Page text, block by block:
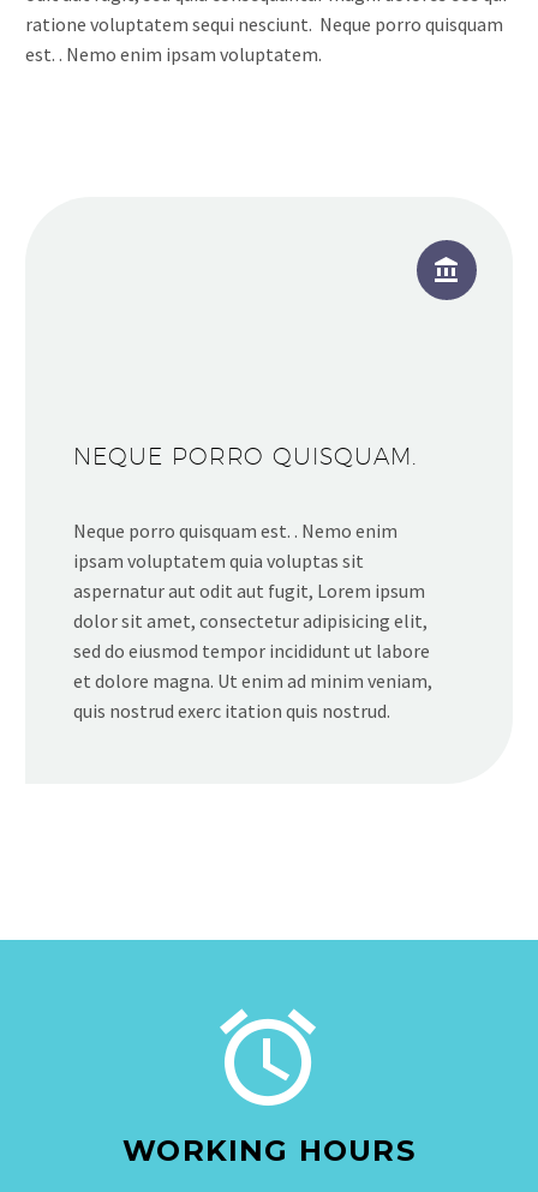
ratione voluptatem sequi nesciunt. Neque porro quisquam
est. . Nemo enim ipsam voluptatem.


NEQUE PORRO QUISQUAM.
Neque porro quisquam est. . Nemo enim
ipsam voluptatem quia voluptas sit
aspernatur aut odit aut fugit, Lorem ipsum
dolor sit amet, consectetur adipisicing elit,
sed do eiusmod tempor incididunt ut labore
et dolore magna. Ut enim ad minim veniam,
quis nostrud exerc itation quis nostrud.


WORKING HOURS